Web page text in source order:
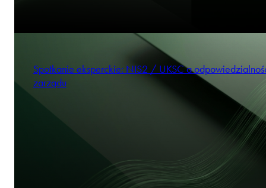
Spotkanie eksperckie: NIS2 / UKSC a
zarządu